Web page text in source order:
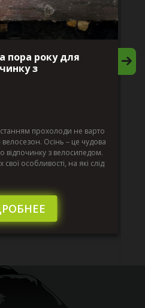
пора року для
з
прохолоди не варто
Осінь – це чудова
відпочинку з велосипедом.
особливості, на які слід